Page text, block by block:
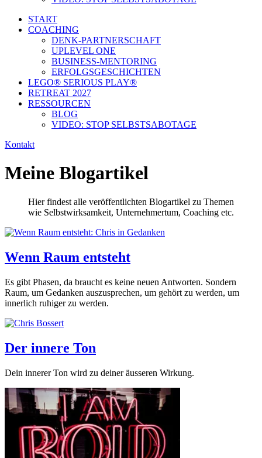
START
COACHING
DENK-PARTNERSCHAFT
UPLEVEL ONE
BUSINESS-MENTORING
ERFOLGSGESCHICHTEN
LEGO® SERIOUS PLAY®​
RETREAT 2027
RESSOURCEN
BLOG
VIDEO: STOP SELBSTSABOTAGE
Kontakt
Meine Blogartikel
Hier findest alle veröffentlichten Blogartikel zu Themen
wie Selbstwirksamkeit, Unternehmertum, Coaching etc.
Wenn Raum entsteht
Es gibt Phasen, da braucht es keine neuen Antworten. Sondern
Raum, um Gedanken auszusprechen, um gehört zu werden, um
innerlich ruhiger zu werden.
Der innere Ton
Dein innerer Ton wird zu deiner äusseren Wirkung.